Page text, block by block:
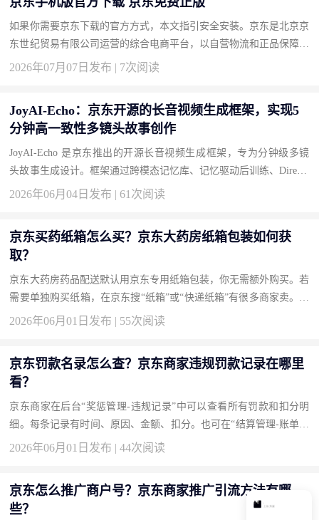
如果你需要京东下载的官方方式，本文指引安全安装。京东是北京京
东世纪贸易有限公司运营的综合电商平台，以自营物流和正品保障著
称。按此获取正版，畅享品质购物。 下载地址：京东官方下载 为...
2026年07月07日发布 | 7次阅读
JoyAI-Echo：京东开源的长音视频生成框架，实现5
分钟高一致性多镜头故事创作
JoyAI-Echo 是京东推出的开源长音视频生成框架，专为分钟级多镜
头故事生成设计。框架通过跨模态记忆库、记忆驱动后训练、Directo
r Agent 对话式编辑和轻量化实时超分四大技术创新，解决长视频...
2026年06月04日发布 | 61次阅读
京东买药纸箱怎么买？京东大药房纸箱包装如何获
取？
京东大药房药品配送默认用京东专用纸箱包装，你无需额外购买。若
需要单独购买纸箱，在京东搜“纸箱”或“快递纸箱”有很多商家卖。京
东自营也有“搬家纸箱”可购。买药时如需格外加固，下单备注“加
2026年06月01日发布 | 55次阅读
京东罚款名录怎么查？京东商家违规罚款记录在哪里
看？
京东商家在后台“奖惩管理-违规记录”中可以查看所有罚款和扣分明
细。每条记录有时间、原因、金额、扣分。也可在“结算管理-账单明
细”中查到扣款。如果对罚款有异议，在违规记录里点“申诉”。 京
2026年06月01日发布 | 44次阅读
京东怎么推广商户号？京东商家推广引流方法有哪
些？